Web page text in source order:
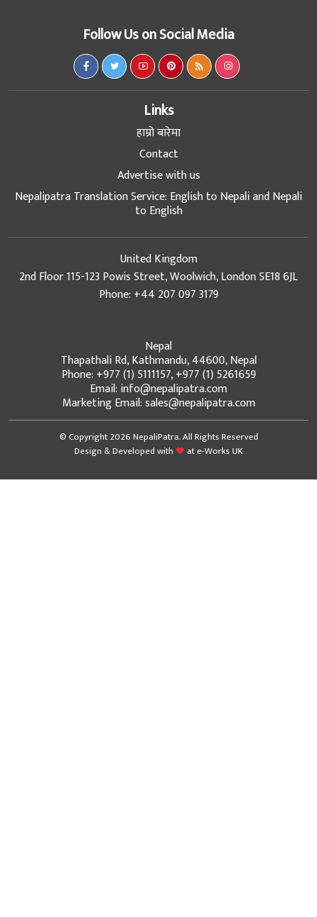
Follow Us on Social Media
Links
हाम्रो बारेमा
Contact
Advertise with us
Nepalipatra Translation Service: English to Nepali and Nepali
to English
United Kingdom
2nd Floor 115-123 Powis Street, Woolwich, London SE18 6JL
Phone: +44 207 097 3179
Nepal
Thapathali Rd, Kathmandu, 44600, Nepal
Phone: +977 (1) 5111157, +977 (1) 5261659
Email: info@nepalipatra.com
Marketing Email: sales@nepalipatra.com
© Copyright 2026 NepaliPatra. All Rights Reserved
Design & Developed with
ate-Works UK